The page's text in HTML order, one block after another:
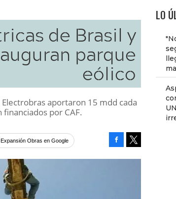
LO
de Brasil y
parque
eólico
aportaron 15 mdd cada
por CAF.
Obras en Google